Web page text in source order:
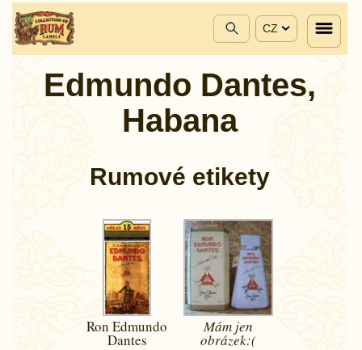
CZ
Edmundo Dantes,
Habana
Rumové etikety
Ron Edmundo
Dantes
Mám jen
obrázek:(